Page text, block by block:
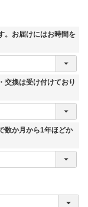
。お届けにはお時間を
交換は受け付けており
数か月から1年ほどか